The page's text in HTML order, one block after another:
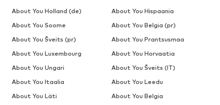
About You Holland (de)
About You Hispaania
About You Soome
About You Belgia (pr)
About You Šveits (pr)
About You Prantsusmaa
About You Luxembourg
About You Horvaatia
About You Ungari
About You Šveits (IT)
About You Itaalia
About You Leedu
About You Läti
About You Belgia